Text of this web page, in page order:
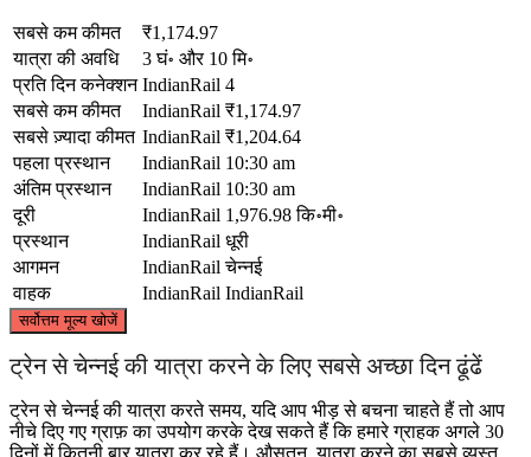
सबसे कम कीमत
₹1,174.97
यात्रा की अवधि
3 घं॰ और 10 मि॰
प्रति दिन कनेक्शन IndianRail 4
सबसे कम कीमत
IndianRail ₹1,174.97
सबसे ज़्यादा कीमत IndianRail ₹1,204.64
पहला प्रस्थान
IndianRail 10:30 am
अंतिम प्रस्थान
IndianRail 10:30 am
दूरी
IndianRail 1,976.98 कि॰मी॰
प्रस्थान
IndianRail धूरी
आगमन
IndianRail चेन्नई
वाहक
IndianRail IndianRail
सर्वोत्तम मूल्य खोजें
Dhuri
©CARTO
ट्रेन से चेन्नई की यात्रा करने के लिए सबसे अच्छा दिन ढूंढें
ट्रेन से चेन्नई की यात्रा करते समय, यदि आप भीड़ से बचना चाहते हैं तो आप
नीचे दिए गए ग्राफ़ का उपयोग करके देख सकते हैं कि हमारे ग्राहक अगले 30
दिनों में कितनी बार यात्रा कर रहे हैं। औसतन, यात्रा करने का सबसे व्यस्त